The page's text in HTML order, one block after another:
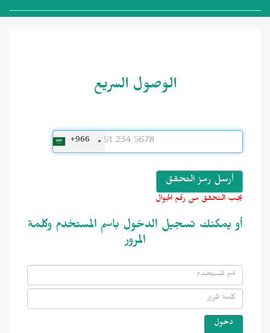
الوصول السريع
+966
يجب التحقق من رقم الجوال
أو يمكنك تسجيل الدخول باسم المستخدم وكلمة
المرور